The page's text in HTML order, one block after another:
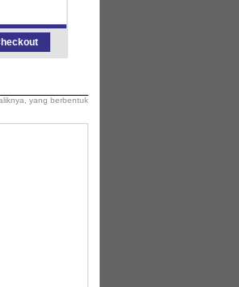
yang berbentuk